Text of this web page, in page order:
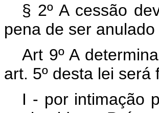
§ 2º A cessão
pena de ser anulado
Art 9º A
art. 5º desta lei será
I - por intimação